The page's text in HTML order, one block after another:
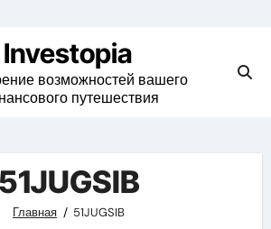
Investopia
возможностей вашего
путешествия
51JUGSIB
Главная 51JUGSIB